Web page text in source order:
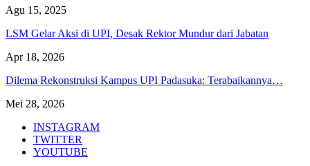
Agu 15, 2025
LSM Gelar Aksi di UPI, Desak Rektor Mundur dari Jabatan
Apr 18, 2026
Dilema Rekonstruksi Kampus UPI Padasuka: Terabaikannya…
Mei 28, 2026
INSTAGRAM
TWITTER
YOUTUBE